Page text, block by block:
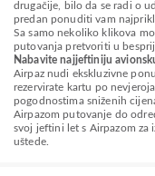
drugačije, bilo da se radi o
predan ponuditi vam
Sa samo nekoliko klikova
putovanja pretvoriti u
Nabavite najjeftiniju
Airpaz nudi ekskluzivne
rezervirate kartu po
pogodnostima sniženih
Airpazom putovanje do
svoj jeftini let s Airpazom za
uštede.